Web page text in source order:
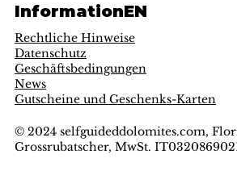
© 2024 selfguideddolomites.com,
Grossrubatscher, MwSt.
InformationEN
Rechtliche Hinweise
Datenschutz
Geschäftsbedingungen
News
Gutscheine und Geschenks-Karten